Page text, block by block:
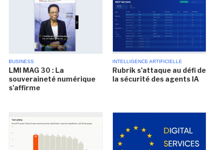
BUSINESS
LMI MAG 30 : La
souveraineté numérique
s'affirme
INTELLIGENCE ARTIFICIELLE
Rubrik s'attaque au défi de
la sécurité des agents IA